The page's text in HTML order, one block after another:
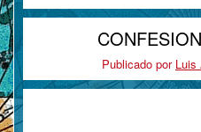
Publicado por Luis